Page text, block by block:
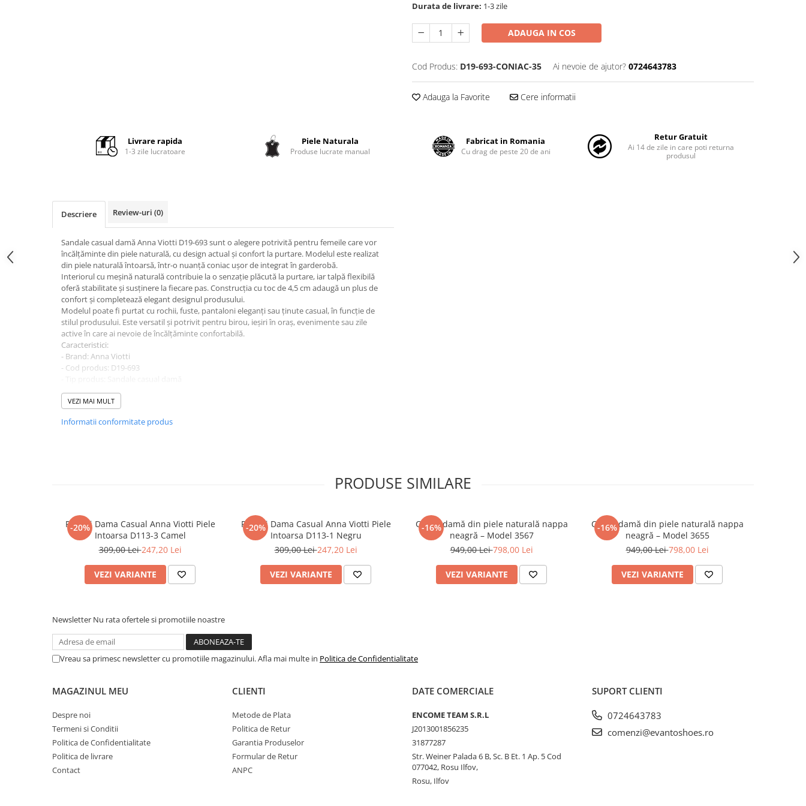
Durata de livrare: 1-3 zile
ADAUGA IN COS
Cod Produs: D19-693-CONIAC-35 Ai nevoie de ajutor? 0724643783
Adauga la Favorite Cere informatii
Livrare rapida
1-3 zile lucratoare
Piele Naturala
Produse lucrate manual
Fabricat in Romania
Cu drag de peste 20 de ani
Retur Gratuit
Ai 14 de zile in care poti returna
produsul
Descriere Review-uri (0)
Sandale casual damă Anna Viotti D19-693 sunt o alegere potrivită pentru femeile care vor
încălțăminte din piele naturală, cu design actual și confort la purtare. Modelul este realizat
din piele naturală întoarsă, într-o nuanță coniac ușor de integrat în garderobă.
Interiorul cu meșină naturală contribuie la o senzație plăcută la purtare, iar talpă flexibilă
oferă stabilitate și susținere la fiecare pas. Construcția cu toc de 4,5 cm adaugă un plus de
confort și completează elegant designul produsului.
Modelul poate fi purtat cu rochii, fuste, pantaloni eleganți sau ținute casual, în funcție de
stilul produsului. Este versatil și potrivit pentru birou, ieșiri în oraș, evenimente sau zile
active în care ai nevoie de încălțăminte confortabilă.
Caracteristici:
- Brand: Anna Viotti
- Cod produs: D19-693
- Material exterior: piele naturală întoarsă
- Interior: meșină naturală
- Culoare: coniac
VEZI MAI MULT
Informatii conformitate produs
PRODUSE SIMILARE
-20%
Papuci Dama Casual Anna Viotti Piele
Intoarsa D113-3 Camel
309,00 Lei247,20 Lei
VEZI VARIANTE
-20%
Papuci Dama Casual Anna Viotti Piele
Intoarsa D113-1 Negru
309,00 Lei247,20 Lei
VEZI VARIANTE
-16%
Cizme damă din piele naturală nappa
neagră – Model 3567
949,00 Lei798,00 Lei
VEZI VARIANTE
-16%
Cizme damă din piele naturală nappa
neagră – Model 3655
949,00 Lei798,00 Lei
VEZI VARIANTE
Newsletter Nu rata ofertele si promotiile noastre
Vreau sa primesc newsletter cu promotiile magazinului. Afla mai multe in Politica de Confidentialitate
MAGAZINUL MEU
Despre noi
Termeni si Conditii
Politica de Confidentialitate
Politica de livrare
Contact
CLIENTI
Metode de Plata
Politica de Retur
Garantia Produselor
Formular de Retur
ANPC
DATE COMERCIALE
ENCOME TEAM S.R.L
J2013001856235
31877287
Str. Weiner Palada 6 B, Sc. B Et. 1 Ap. 5 Cod
077042, Rosu Ilfov,
Rosu, Ilfov
SUPORT CLIENTI
0724643783
comenzi@evantoshoes.ro